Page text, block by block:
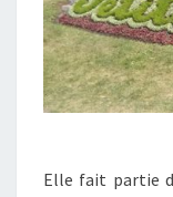
Elle fait partie